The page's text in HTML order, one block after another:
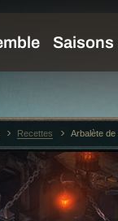
Recettes Arbalète